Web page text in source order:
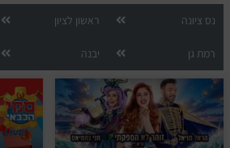
הצגות ילדים
הופעות חיות
הצגות תיאטרון
נס ציונה ראשון לציון
רמת גן יבנה